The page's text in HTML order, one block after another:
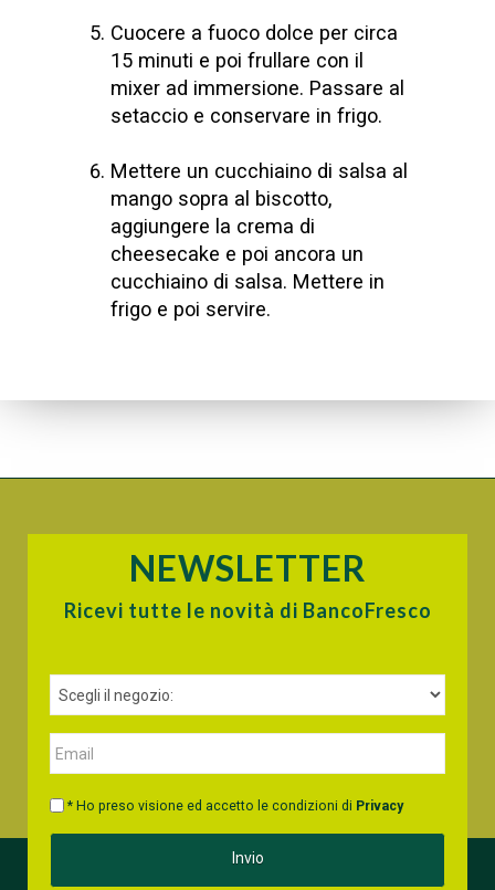
Cuocere a fuoco dolce per circa
15 minuti e poi frullare con il
mixer ad immersione. Passare al
setaccio e conservare in frigo.
Mettere un cucchiaino di salsa al
mango sopra al biscotto,
aggiungere la crema di
cheesecake e poi ancora un
cucchiaino di salsa. Mettere in
frigo e poi servire.
NEWSLETTER
Ricevi tutte le novità di BancoFresco
* Ho preso visione ed accetto le condizioni di Privacy